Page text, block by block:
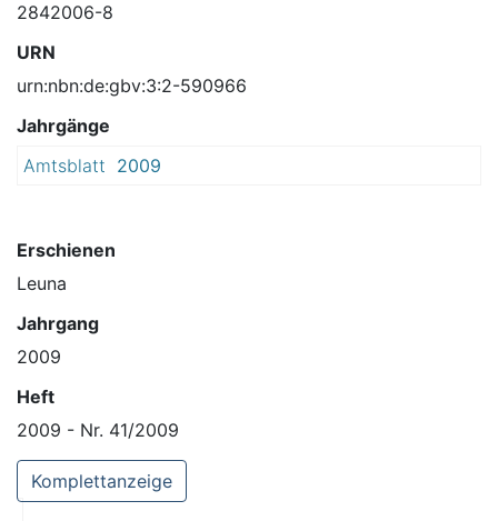
2842006-8
URN
urn:nbn:de:gbv:3:2-590966
Jahrgänge
Amtsblatt 2009
Erschienen
Leuna
Jahrgang
2009
Heft
2009 - Nr. 41/2009
Komplettanzeige